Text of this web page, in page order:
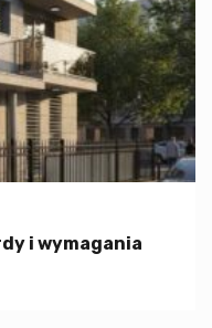
i wymagania